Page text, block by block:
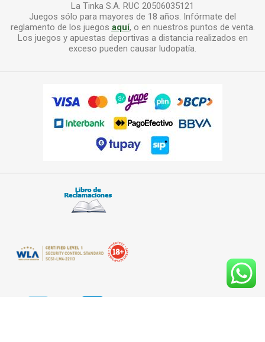
La Tinka S.A. RUC 20506035121
Juegos sólo para mayores de 18 años. Infórmate del
reglamento de los juegos aquí, o en nuestros puntos de venta.
Los juegos y apuestas deportivas a distancia realizados en
exceso pueden causar ludopatía.